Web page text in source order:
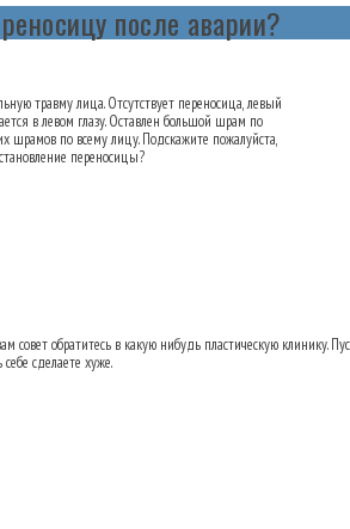
после аварии?
после аварии?
травму лица. Отсутствует переносица, левый
в левом глазу. Оставлен большой шрам по
шрамов по всему лицу. Подскажите пожалуйста,
переносицы?
совет обратитесь в какую нибудь пластическую клинику.
сделаете хуже.